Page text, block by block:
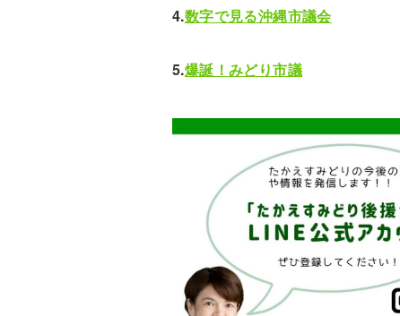
4.数字で見る沖縄市議会
5.爆誕！みどり市議